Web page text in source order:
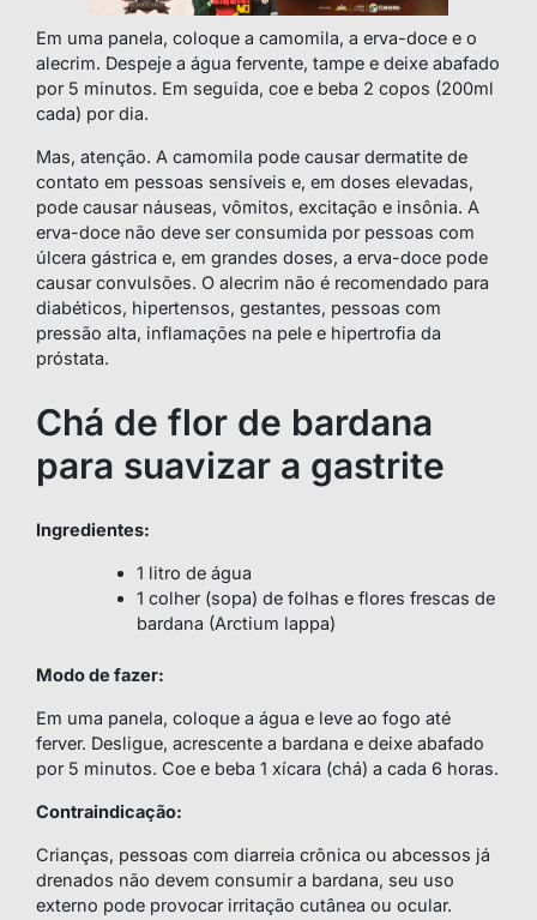
Em uma panela, coloque a camomila, a erva-doce e o
alecrim. Despeje a água fervente, tampe e deixe abafado
por 5 minutos. Em seguida, coe e beba 2 copos (200ml
cada) por dia.
Mas, atenção. A camomila pode causar dermatite de
contato em pessoas sensíveis e, em doses elevadas,
pode causar náuseas, vômitos, excitação e insônia. A
erva-doce não deve ser consumida por pessoas com
úlcera gástrica e, em grandes doses, a erva-doce pode
causar convulsões. O alecrim não é recomendado para
diabéticos, hipertensos, gestantes, pessoas com
pressão alta, inflamações na pele e hipertrofia da
próstata.
Chá de flor de bardana
para suavizar a gastrite
Ingredientes:
1 litro de água
1 colher (sopa) de folhas e flores frescas de
bardana (Arctium lappa)
Modo de fazer:
Em uma panela, coloque a água e leve ao fogo até
ferver. Desligue, acrescente a bardana e deixe abafado
por 5 minutos. Coe e beba 1 xícara (chá) a cada 6 horas.
Contraindicação:
Crianças, pessoas com diarreia crônica ou abcessos já
drenados não devem consumir a bardana, seu uso
externo pode provocar irritação cutânea ou ocular.